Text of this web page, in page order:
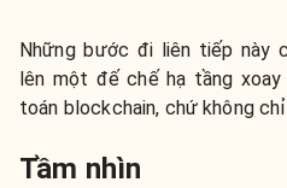
Những bước đi liên tiếp này
lên một đế chế hạ tầng
toán blockchain, chứ không
Tầm nhìn